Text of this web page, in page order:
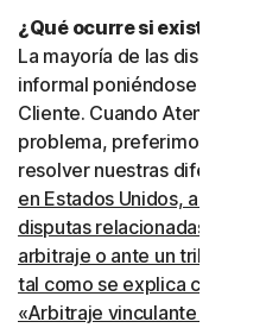
¿Qué ocurre si existe una
La mayoría de las disputas
informal poniéndose en
Cliente. Cuando Atención al
problema, preferimos
resolver nuestras diferencias.
en Estados Unidos, acepta
disputas relacionadas con
arbitraje o ante un tribunal
tal como se explica con más
«Arbitraje vinculante y